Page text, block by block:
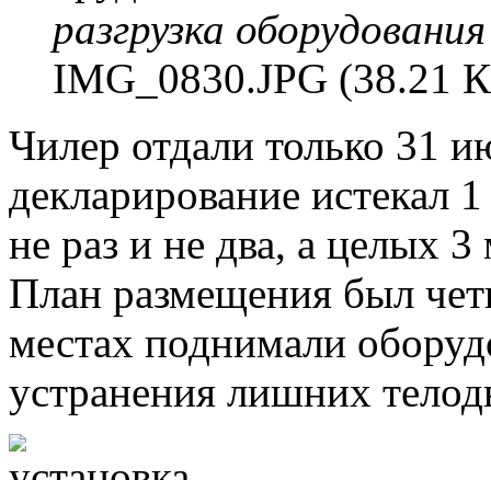
разгрузка оборудования
IMG_0830.JPG (38.21
Чилер отдали только 31
декларирование истекал
не раз и не два, а целых
План размещения был
местах поднимали
устранения лишних